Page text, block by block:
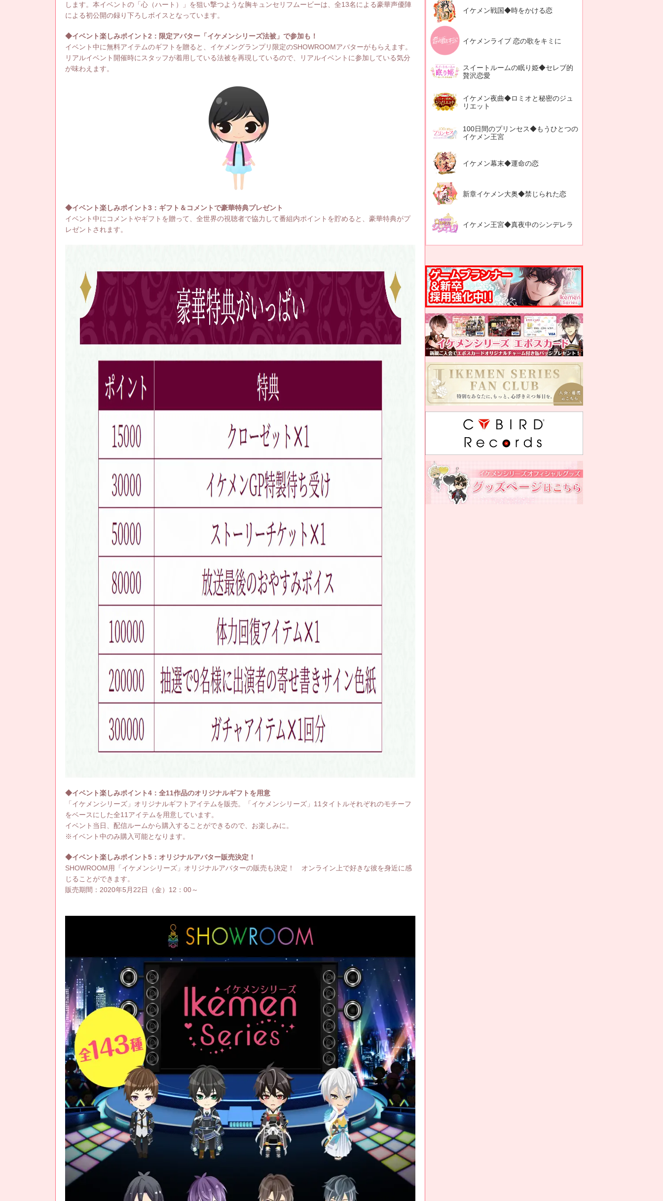
します。本イベントの「心（ハート）」を狙い撃つような胸キュンセリフムービーは、全13名による豪華声優陣
による初公開の録り下ろしボイスとなっています。
◆イベント楽しみポイント2：限定アバター「イケメンシリーズ法被」で参加も！
イベント中に無料アイテムのギフトを贈ると、イケメングランプリ限定のSHOWROOMアバターがもらえます。
リアルイベント開催時にスタッフが着用している法被を再現しているので、リアルイベントに参加している気分
が味わえます。
◆イベント楽しみポイント3：ギフト＆コメントで豪華特典プレゼント
イベント中にコメントやギフトを贈って、全世界の視聴者で協力して番組内ポイントを貯めると、豪華特典がプ
レゼントされます。
◆イベント楽しみポイント4：全11作品のオリジナルギフトを用意
「イケメンシリーズ」オリジナルギフトアイテムを販売。「イケメンシリーズ」11タイトルそれぞれのモチーフ
をベースにした全11アイテムを用意しています。
イベント当日、配信ルームから購入することができるので、お楽しみに。
※イベント中のみ購入可能となります。
◆イベント楽しみポイント5：オリジナルアバター販売決定！
SHOWROOM用「イケメンシリーズ」オリジナルアバターの販売も決定！ オンライン上で好きな彼を身近に感
じることができます。
販売期間：2020年5月22日（金）12：00～
イケメン戦国◆時をかける恋
イケメンライブ 恋の歌をキミに
スイートルームの眠り姫◆セレブ的
贅沢恋愛
イケメン夜曲◆ロミオと秘密のジュ
リエット
100日間のプリンセス◆もうひとつの
イケメン王宮
イケメン幕末◆運命の恋
新章イケメン大奥◆禁じられた恋
イケメン王宮◆真夜中のシンデレラ